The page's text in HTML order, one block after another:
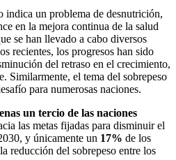
indica un problema de desnutrición,
en la mejora continua de la salud
se han llevado a cabo diversos
recientes, los progresos han sido
del retraso en el crecimiento,
Similarmente, el tema del sobrepeso
para numerosas naciones.
un tercio de las naciones
las metas fijadas para disminuir el
y únicamente un 17% de los
reducción del sobrepeso entre los